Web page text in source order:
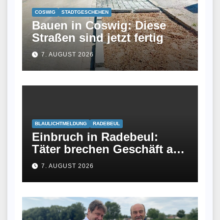
COSWIG STADTGESCHEHEN
Bauen in Coswig: Diese
Straßen sind jetzt fertig
7. AUGUST 2026
BLAULICHTMELDUNG RADEBEUL
Einbruch in Radebeul:
Täter brechen Geschäft an
Meißner Straße auf
7. AUGUST 2026